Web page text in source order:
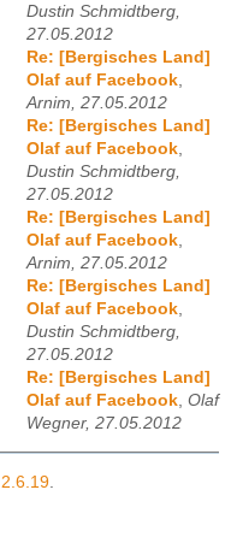
Dustin Schmidtberg,
27.05.2012
Re: [Bergisches Land]
Olaf auf Facebook
Arnim, 27.05.2012
Re: [Bergisches Land]
Olaf auf Facebook
Dustin Schmidtberg,
27.05.2012
Re: [Bergisches Land]
Olaf auf Facebook
Arnim, 27.05.2012
Re: [Bergisches Land]
Olaf auf Facebook
Dustin Schmidtberg,
27.05.2012
Re: [Bergisches Land]
Olaf auf Facebook Olaf
Wegner, 27.05.2012
.